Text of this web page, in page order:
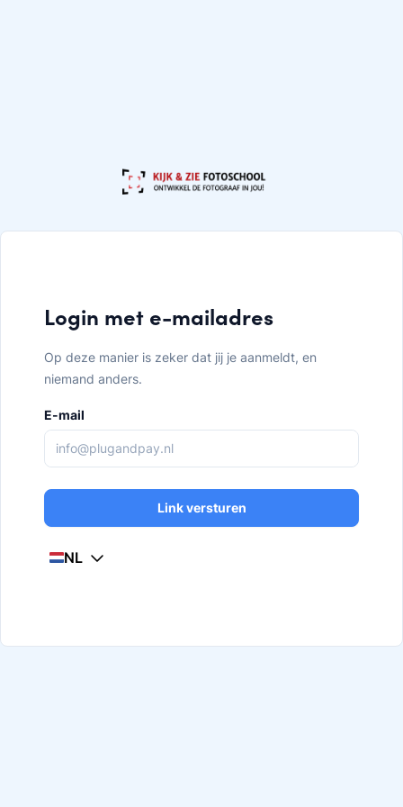
Login met e-mailadres
Op deze manier is zeker dat jij je aanmeldt, en
niemand anders.
E-mail
Link versturen
NL